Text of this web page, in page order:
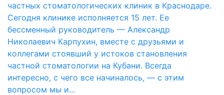
частных стоматологических клиник в Краснодаре.
Сегодня клинике исполняется 15 лет. Ее
бессменный руководитель — Александр
Николаевич Карпухин, вместе с друзьями и
коллегами стоявший у истоков становления
частной стоматологии на Кубани. Всегда
интересно, с чего все начиналось, — с этим
вопросом мы и...